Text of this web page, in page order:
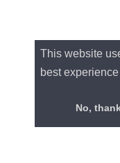
This website
best
No,